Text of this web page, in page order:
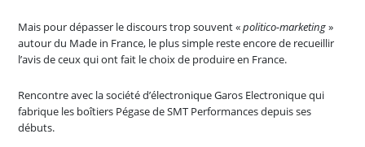
Mais pour dépasser le discours trop souvent «politico-marketing»
autour du Made in France, le plus simple reste encore de recueillir
l’avis de ceux qui ont fait le choix de produire en France.
Rencontre avec la société d’électronique Garos Electronique qui
fabrique les boîtiers Pégase de SMT Performances depuis ses
débuts.